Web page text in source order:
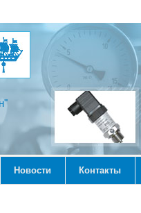
Новости Контакты